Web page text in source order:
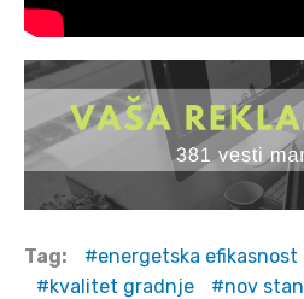
Tag: energetska efikasnost
kvalitet gradnje
nov stan